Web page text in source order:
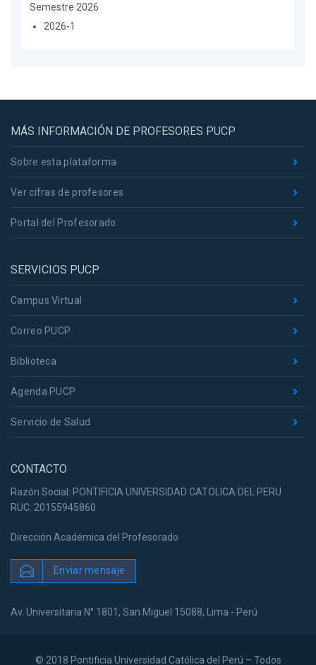
Semestre 2026
2026-1
MÁS INFORMACIÓN DE PROFESORES PUCP
Sobre esta plataforma
Ver cifras de profesores
Portal del Profesorado
SERVICIOS PUCP
Campus Virtual
Correo PUCP
Biblioteca
Agenda PUCP
Servicio de Salud
CONTACTO
Razón Social: PONTIFICIA UNIVERSIDAD CATOLICA DEL PERU
RUC: 20155945860
Dirección Académica del Profesorado
Enviar mensaje
Av. Universitaria N° 1801, San Miguel 15088, Lima - Perú
© 2018 Pontificia Universidad Católica del Perú – Todos